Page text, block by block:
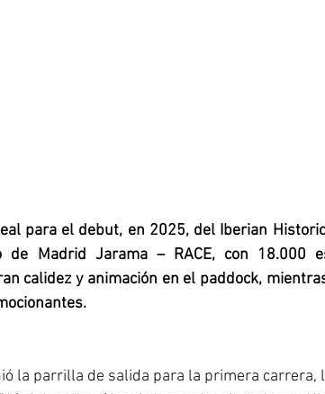
para el debut, en 2025, del Iberian
Madrid Jarama – RACE, con 18.000
calidez y animación en el paddock,
la parrilla de salida para la primera carrera,